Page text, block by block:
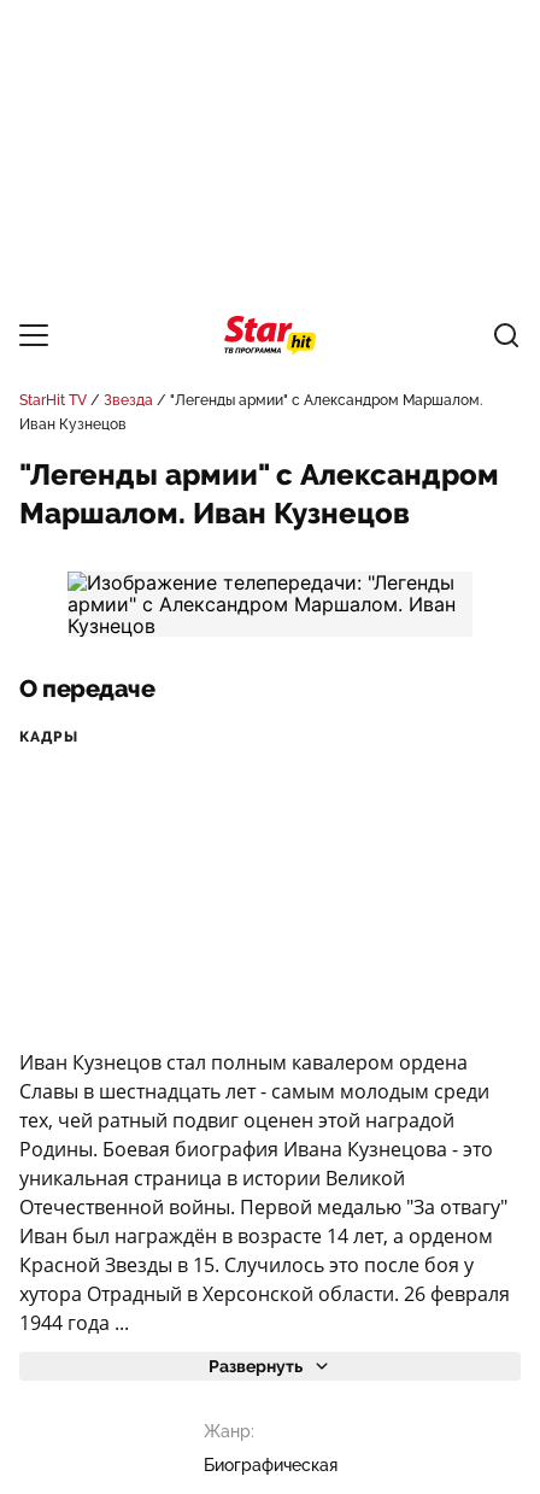
StarHit TV Звезда
"Легенды армии" с Александром Маршалом.
Иван Кузнецов
"Легенды армии" с Александром
Маршалом. Иван Кузнецов
О передаче
КАДРЫ
Иван Кузнецов стал полным кавалером ордена
Славы в шестнадцать лет - самым молодым среди
тех, чей ратный подвиг оценен этой наградой
Родины. Боевая биография Ивана Кузнецова - это
уникальная страница в истории Великой
Отечественной войны. Первой медалью "За отвагу"
Иван был награждён в возрасте 14 лет, а орденом
Красной Звезды в 15. Случилось это после боя у
хутора Отрадный в Херсонской области. 26 февраля
1944 года ...
Развернуть
Жанр:
Биографическая